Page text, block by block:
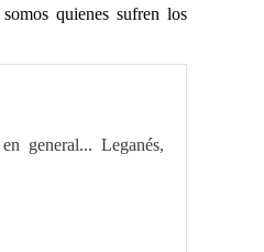
quienes sufren los
general... Leganés,